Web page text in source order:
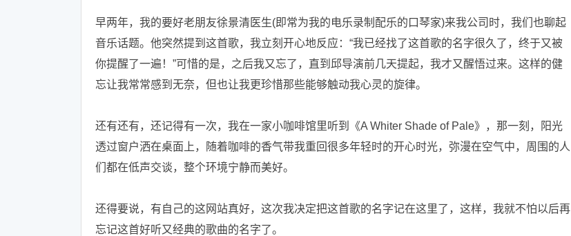
早两年，我的要好老朋友徐景清医生(即常为我的电乐录制配乐的口琴家)来我公司时，我们也聊起
音乐话题。他突然提到这首歌，我立刻开心地反应：“我已经找了这首歌的名字很久了，终于又被
你提醒了一遍！”可惜的是，之后我又忘了，直到邱导演前几天提起，我才又醒悟过来。这样的健
忘让我常常感到无奈，但也让我更珍惜那些能够触动我心灵的旋律。
还有还有，还记得有一次，我在一家小咖啡馆里听到《A Whiter Shade of Pale》，那一刻，阳光
透过窗户洒在桌面上，随着咖啡的香气带我重回很多年轻时的开心时光，弥漫在空气中，周围的人
们都在低声交谈，整个环境宁静而美好。
还得要说，有自己的这网站真好，这次我决定把这首歌的名字记在这里了，这样，我就不怕以后再
忘记这首好听又经典的歌曲的名字了。